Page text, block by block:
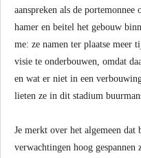
aanspreken als de
hamer en beitel het gebouw
me: ze namen ter plaatse meer
visie te onderbouwen, omdat
en wat er niet in een
lieten ze in dit stadium
Je merkt over het algemeen dat
verwachtingen hoog